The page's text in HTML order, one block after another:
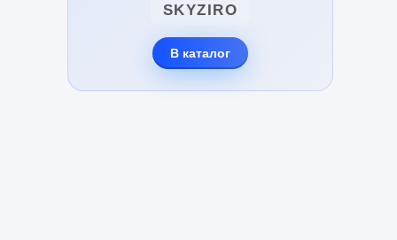
SKYZIRO
В каталог